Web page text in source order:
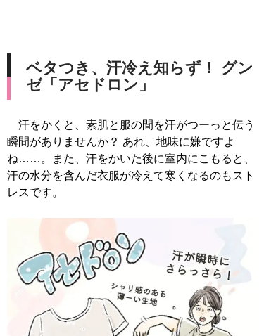
ベタつき、汗冷え知らず！ グン
ゼ「アセドロン」
汗をかくと、素肌と服の間を汗がつーっと伝う
瞬間がありませんか？ あれ、地味に嫌ですよ
ね……。また、汗をかいた後に室内にこもると、
汗の水分を含んだ衣服が冷えて寒くなるのもスト
レスです。